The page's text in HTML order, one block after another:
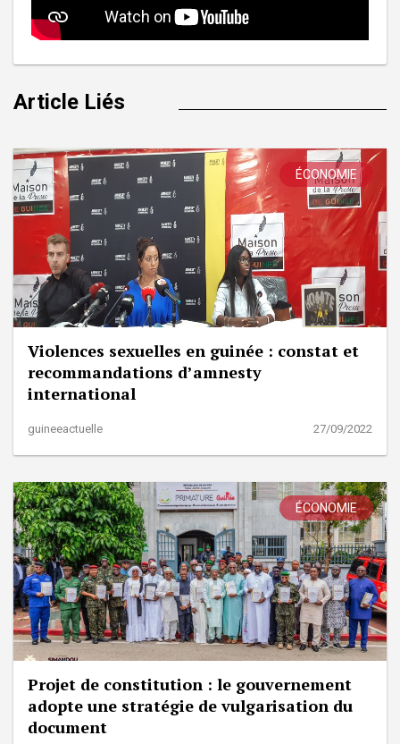
Article Liés
ÉCONOMIE
Violences sexuelles en guinée : constat et
recommandations d’amnesty
international
guineeactuelle 27/09/2022
ÉCONOMIE
Projet de constitution : le gouvernement
adopte une stratégie de vulgarisation du
document